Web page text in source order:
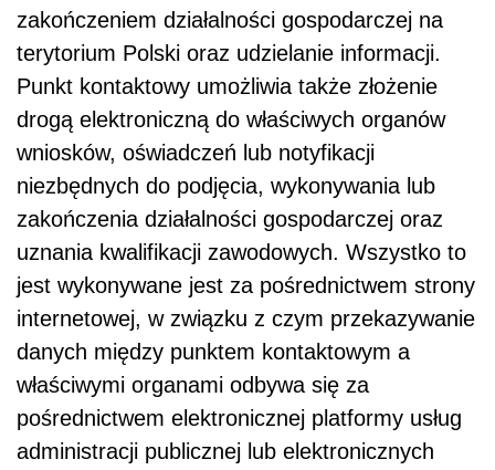
zakończeniem działalności gospodarczej na
terytorium Polski oraz udzielanie informacji.
Punkt kontaktowy umożliwia także złożenie
drogą elektroniczną do właściwych organów
wniosków, oświadczeń lub notyfikacji
niezbędnych do podjęcia, wykonywania lub
zakończenia działalności gospodarczej oraz
uznania kwalifikacji zawodowych. Wszystko to
jest wykonywane jest za pośrednictwem strony
internetowej, w związku z czym przekazywanie
danych między punktem kontaktowym a
właściwymi organami odbywa się za
pośrednictwem elektronicznej platformy usług
administracji publicznej lub elektronicznych